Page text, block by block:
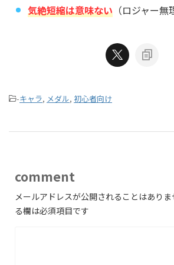
気絶短縮は意味ない （ロジャー無
-キャラ, メダル, 初心者向け
comment
メールアドレスが公開されることはありま
る欄は必須項目です